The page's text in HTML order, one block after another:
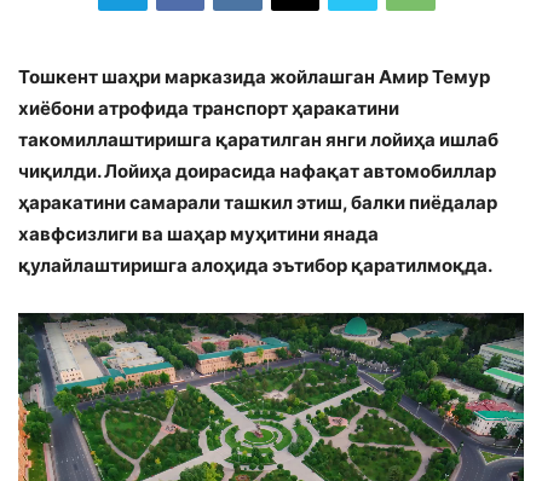
Тошкент шаҳри марказида жойлашган Амир Темур
хиёбони атрофида транспорт ҳаракатини
такомиллаштиришга қаратилган янги лойиҳа ишлаб
чиқилди. Лойиҳа доирасида нафақат автомобиллар
ҳаракатини самарали ташкил этиш, балки пиёдалар
хавфсизлиги ва шаҳар муҳитини янада
қулайлаштиришга алоҳида эътибор қаратилмоқда.